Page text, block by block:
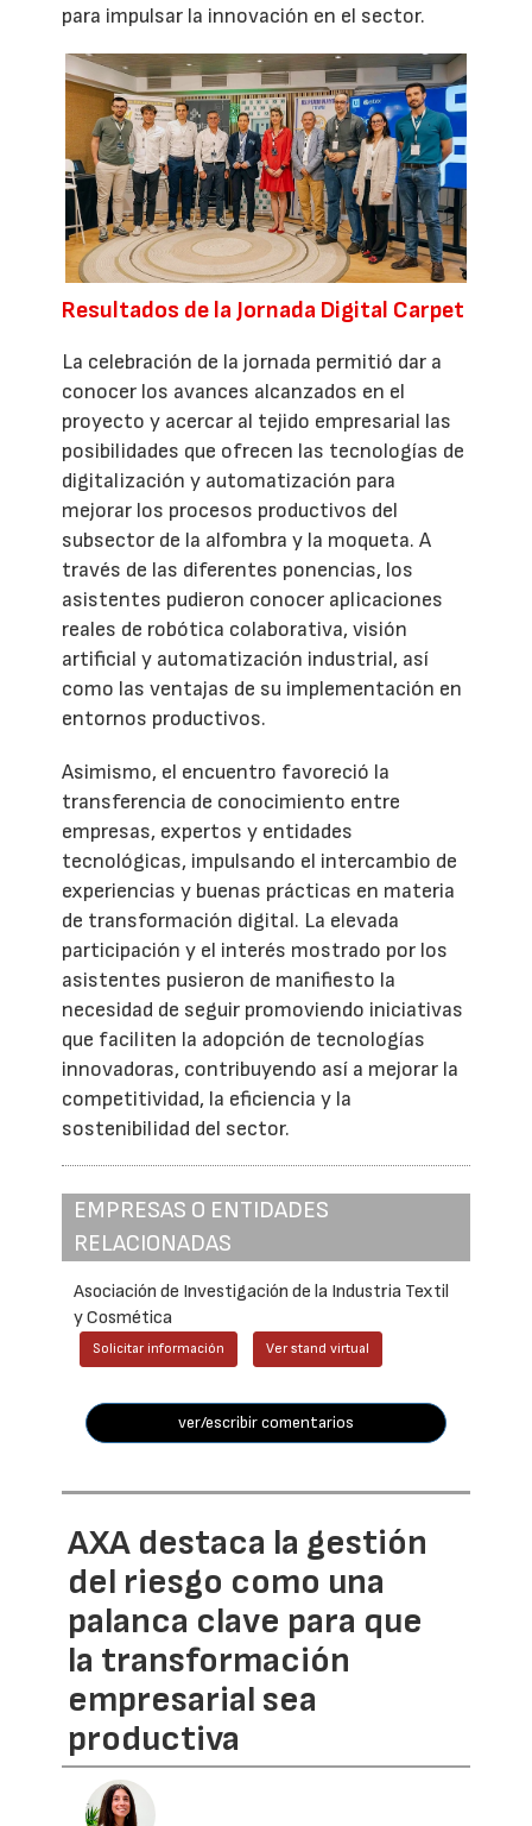
para impulsar la innovación en el sector.
Resultados de la Jornada Digital Carpet
La celebración de la jornada permitió dar a
conocer los avances alcanzados en el
proyecto y acercar al tejido empresarial las
posibilidades que ofrecen las tecnologías de
digitalización y automatización para
mejorar los procesos productivos del
subsector de la alfombra y la moqueta. A
través de las diferentes ponencias, los
asistentes pudieron conocer aplicaciones
reales de robótica colaborativa, visión
artificial y automatización industrial, así
como las ventajas de su implementación en
entornos productivos.
Asimismo, el encuentro favoreció la
transferencia de conocimiento entre
empresas, expertos y entidades
tecnológicas, impulsando el intercambio de
experiencias y buenas prácticas en materia
de transformación digital. La elevada
participación y el interés mostrado por los
asistentes pusieron de manifiesto la
necesidad de seguir promoviendo iniciativas
que faciliten la adopción de tecnologías
innovadoras, contribuyendo así a mejorar la
competitividad, la eficiencia y la
sostenibilidad del sector.
EMPRESAS O ENTIDADES
RELACIONADAS
Asociación de Investigación de la Industria Textil
y Cosmética
Solicitar información Ver stand virtual
ver/escribir comentarios
AXA destaca la gestión
del riesgo como una
palanca clave para que
la transformación
empresarial sea
productiva